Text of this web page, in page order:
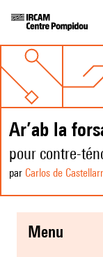
Ar’ab la
pour contre-
par Carlos de
menu